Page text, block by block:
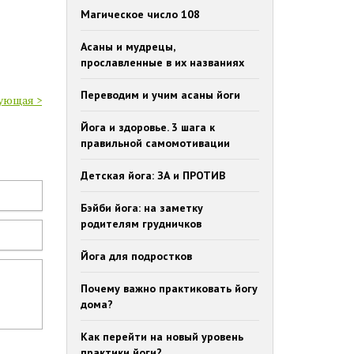
>
Магическое число 108
Асаны и мудрецы,
прославленные в их названиях
Переводим и учим асаны йоги
Йога и здоровье. 3 шага к
правильной самомотивации
Детская йога: ЗА и ПРОТИВ
Бэйби йога: на заметку
родителям грудничков
Йога для подростков
Почему важно практиковать йогу
дома?
Как перейти на новый уровень